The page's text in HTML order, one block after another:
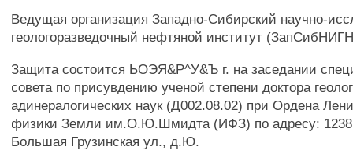
Ведущая организация Западно-Сибирский научно-
геологоразведочный нефтяной институт
Защита состоится ЬОЭЯ&Р^У&Ъ г. на заседании
совета по присувдению ученой степени доктора
адинералогических наук (Д002.08.02) при Ордена
физики Земли им.О.Ю.Шмидта (ИФЗ) по адресу:
Большая Грузинская ул., д.Ю.